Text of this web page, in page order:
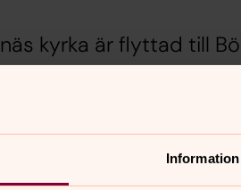
Information
kyrka är flyttad till